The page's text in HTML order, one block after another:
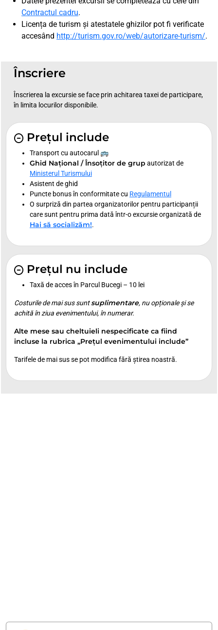
Contractul cadru.
Licența de turism și atestatele ghizilor pot fi verificate
accesând http://turism.gov.ro/web/autorizare-turism/.
Înscriere
Înscrierea la excursie se face prin achitarea taxei de participare,
în limita locurilor disponibile.
Prețul include
Transport cu autocarul 🚌
Ghid Național / Însoțitor de grup autorizat de
Ministerul Turismului
Asistent de ghid
Puncte bonus în conformitate cu Regulamentul
O surpriză din partea organizatorilor pentru participanții
care sunt pentru prima dată într-o excursie organizată de
Hai să socializăm!.
Prețul nu include
Taxă de acces în Parcul Bucegi – 10 lei
Costurile de mai sus suntsuplimentare, nu opționale și se
achită în ziua evenimentului, în numerar.
Alte mese sau cheltuieli nespecificate ca fiind
incluse la rubrica „Prețul evenimentului include”
Tarifele de mai sus se pot modifica fără știrea noastră.